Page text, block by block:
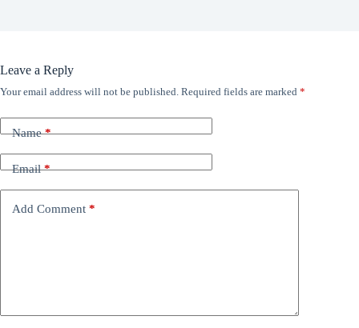
Leave a Reply
Your email address will not be published. Required fields are marked *
Name*
Email*
Add Comment *